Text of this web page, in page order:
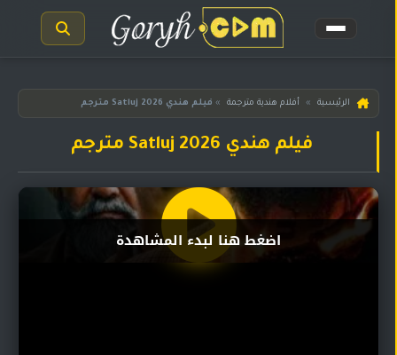
الرئيسية
مسلسلات
الرئيسية » أفلام هندية مترجمة » فيلم هندي Satluj 2026 مترجم
فيلم هندي Satluj 2026 مترجم
اضغط هنا لبدء المشاهدة